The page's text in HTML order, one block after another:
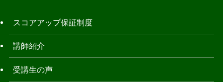
スコアアップ保証制度
講師紹介
受講生の声